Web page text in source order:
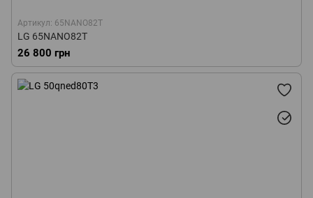
Артикул: 65NANO82T
LG 65NANO82T
26 800 грн